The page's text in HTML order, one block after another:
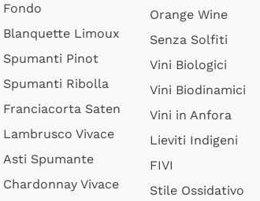
Fondo
Blanquette Limoux
Spumanti Pinot
Spumanti Ribolla
Franciacorta Saten
Lambrusco Vivace
Asti Spumante
Chardonnay Vivace
Orange Wine
Senza Solfiti
Vini Biologici
Vini Biodinamici
Vini in Anfora
Lieviti Indigeni
FIVI
Stile Ossidativo